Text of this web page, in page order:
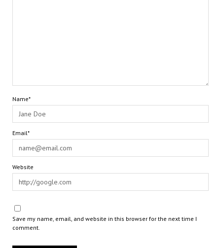
Name*
Email*
Website
Save my name, email, and website in this browser for the next time I
comment.